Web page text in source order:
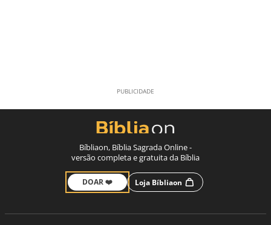
Bíbliaon, Bíblia Sagrada Online -
versão completa e gratuita da Bíblia
DOAR ❤️ Loja Bíbliaon